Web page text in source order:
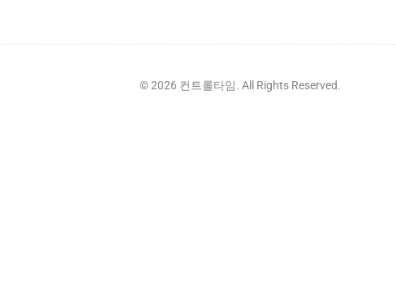
©2026 컨트롤타임. All Rights Reserved.